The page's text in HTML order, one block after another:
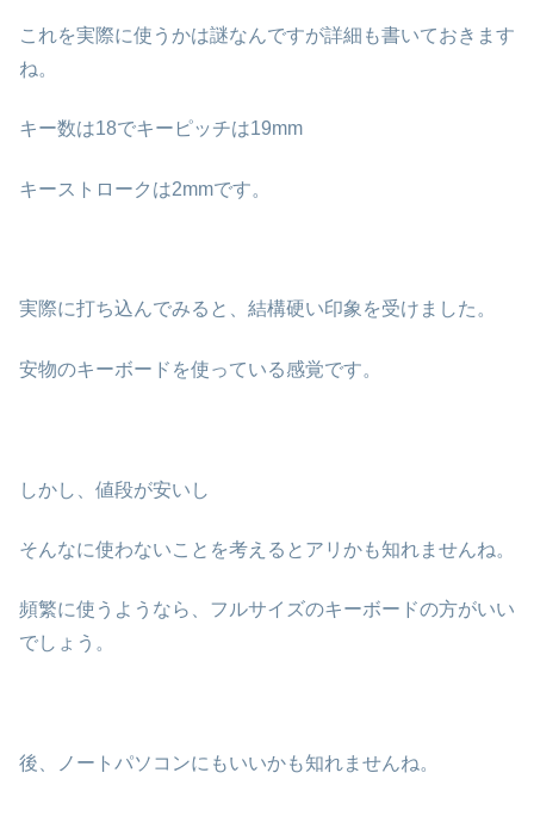
これを実際に使うかは謎なんですが詳細も書いておきます
ね。
キー数は18でキーピッチは19mm
キーストロークは2mmです。
実際に打ち込んでみると、結構硬い印象を受けました。
安物のキーボードを使っている感覚です。
しかし、値段が安いし
そんなに使わないことを考えるとアリかも知れませんね。
頻繁に使うようなら、フルサイズのキーボードの方がいい
でしょう。
後、ノートパソコンにもいいかも知れませんね。